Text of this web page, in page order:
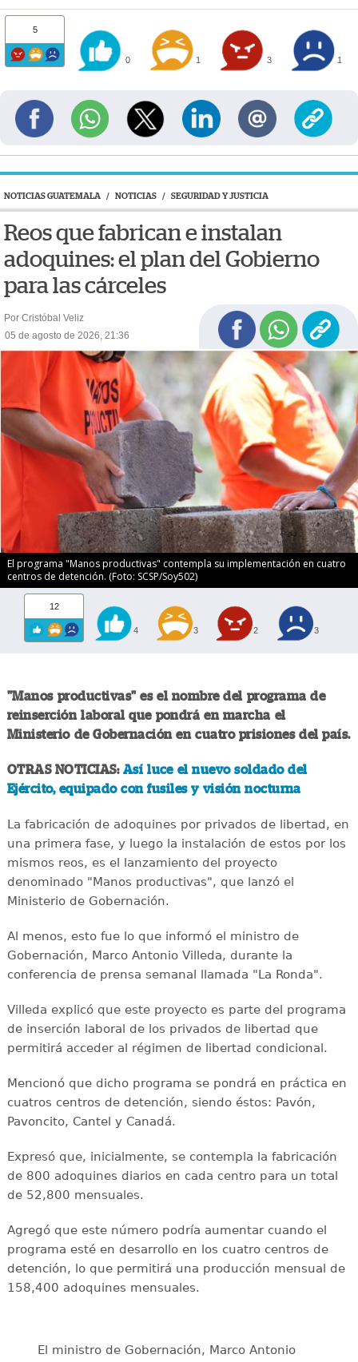
5
0 1 3 1
NOTICIAS GUATEMALA / NOTICIAS / SEGURIDAD Y JUSTICIA
Reos que fabrican e instalan
adoquines: el plan del Gobierno
para las cárceles
Por Cristóbal Veliz
05 de agosto de 2026, 21:36
El programa "Manos productivas" contempla su implementación en cuatro
centros de detención. (Foto: SCSP/Soy502)
12
4 3 2 3
"Manos productivas" es el nombre del programa de
reinserción laboral que pondrá en marcha el
Ministerio de Gobernación en cuatro prisiones del país.
OTRAS NOTICIAS: Así luce el nuevo soldado del
Ejército, equipado con fusiles y visión nocturna
La fabricación de adoquines por privados de libertad, en
una primera fase, y luego la instalación de estos por los
mismos reos, es el lanzamiento del proyecto
denominado "Manos productivas", que lanzó el
Ministerio de Gobernación.
Al menos, esto fue lo que informó el ministro de
Gobernación, Marco Antonio Villeda, durante la
conferencia de prensa semanal llamada "La Ronda".
Villeda explicó que este proyecto es parte del programa
de inserción laboral de los privados de libertad que
permitirá acceder al régimen de libertad condicional.
Mencionó que dicho programa se pondrá en práctica en
cuatros centros de detención, siendo éstos: Pavón,
Pavoncito, Cantel y Canadá.
Expresó que, inicialmente, se contempla la fabricación
de 800 adoquines diarios en cada centro para un total
de 52,800 mensuales.
Agregó que este número podría aumentar cuando el
programa esté en desarrollo en los cuatro centros de
detención, lo que permitirá una producción mensual de
158,400 adoquines mensuales.
El ministro de Gobernación, Marco Antonio